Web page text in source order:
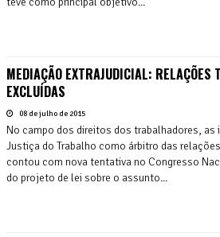
MEDIAÇÃO EXTRAJUDICIAL: RELAÇÕES
EXCLUÍDAS
08 de julho de 2015
No campo dos direitos dos trabalhadores, as
Justiça do Trabalho como árbitro das
contou com nova tentativa no Congresso
do projeto de lei sobre o assunto...